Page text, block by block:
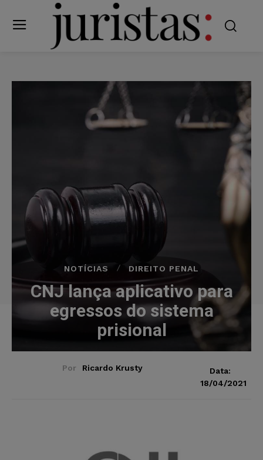
NOTÍCIAS DIREITO PENAL
CNJ lança aplicativo para
egressos do sistema
prisional
Por Ricardo Krusty
Data:
18/04/2021